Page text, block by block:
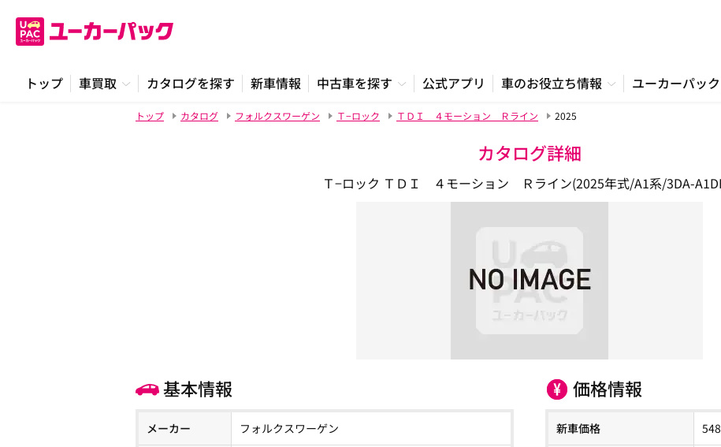
トップ 車買取 カタログを探す 新車情報 中古車を探す 公式アプリ 車のお役立ち情報 ユーカーパッ
トップ カタログ フォルクスワーゲン Ｔ−ロック ＴＤＩ ４モーション Ｒライン 2025
カタログ詳細
Ｔ−ロック ＴＤＩ ４モーション Ｒライン(2025年式/A1系/3DA-
基本情報
メーカー フォルクスワーゲン
価格情報
新車価格